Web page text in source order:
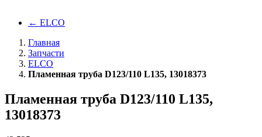
← ELCO
Главная
Запчасти
ELCO
Пламенная труба D123/110 L135, 13018373
Пламенная труба D123/110 L135,
13018373